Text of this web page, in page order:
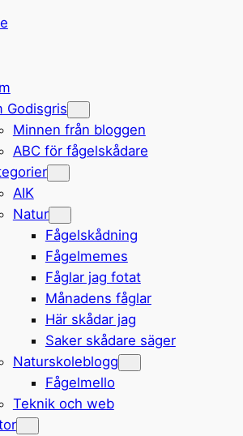
Godisgris
Minnen från bloggen
ABC för fågelskådare
AIK
Natur
Fågelskådning
Fågelmemes
Fåglar jag fotat
Månadens fåglar
Här skådar jag
Saker skådare säger
Naturskoleblogg
Fågelmello
Teknik och web